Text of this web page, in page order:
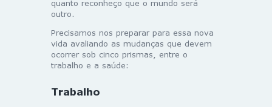
quanto reconheço que o mundo será
outro.
Precisamos nos preparar para essa nova
vida avaliando as mudanças que devem
ocorrer sob cinco prismas, entre o
trabalho e a saúde:
Trabalho